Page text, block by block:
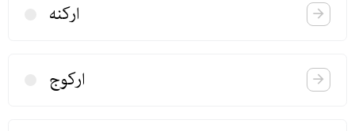
اركنه
اركوج